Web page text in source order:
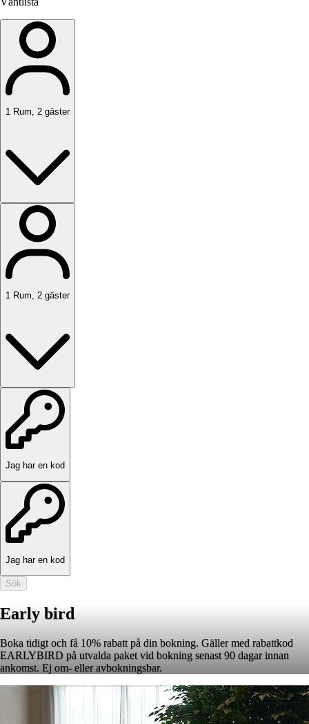
1 Rum 2 gäster
1 Rum, 2 gäster
Jag har en kod
Jag har en kod
Sök
Early bird
Boka tidigt och få 10% rabatt på din bokning. Gäller med rabattkod
EARLYBIRD på utvalda paket vid bokning senast 90 dagar innan
ankomst. Ej om- eller avbokningsbar.